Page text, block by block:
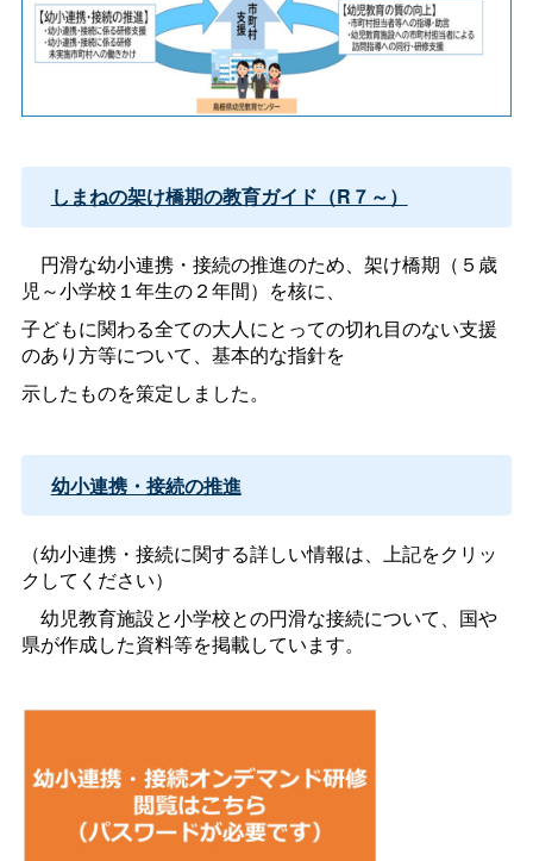
しまねの架け橋期の教育ガイド（R７～）
円滑な幼小連携・接続の推進のため、架け橋期（５歳
児～小学校１年生の２年間）を核に、
子どもに関わる全ての大人にとっての切れ目のない支援
のあり方等について、基本的な指針を
示したものを策定しました。
幼小連携・接続の推進
（幼小連携・接続に関する詳しい情報は、上記をクリッ
クしてください）
幼児教育施設と小学校との円滑な接続について、国や
県が作成した資料等を掲載しています。